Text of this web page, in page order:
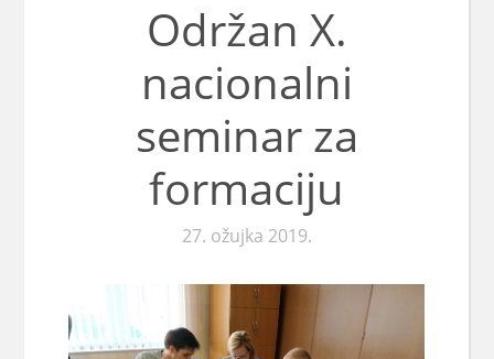
Održan X.
nacionalni
seminar za
formaciju
27. ožujka 2019.